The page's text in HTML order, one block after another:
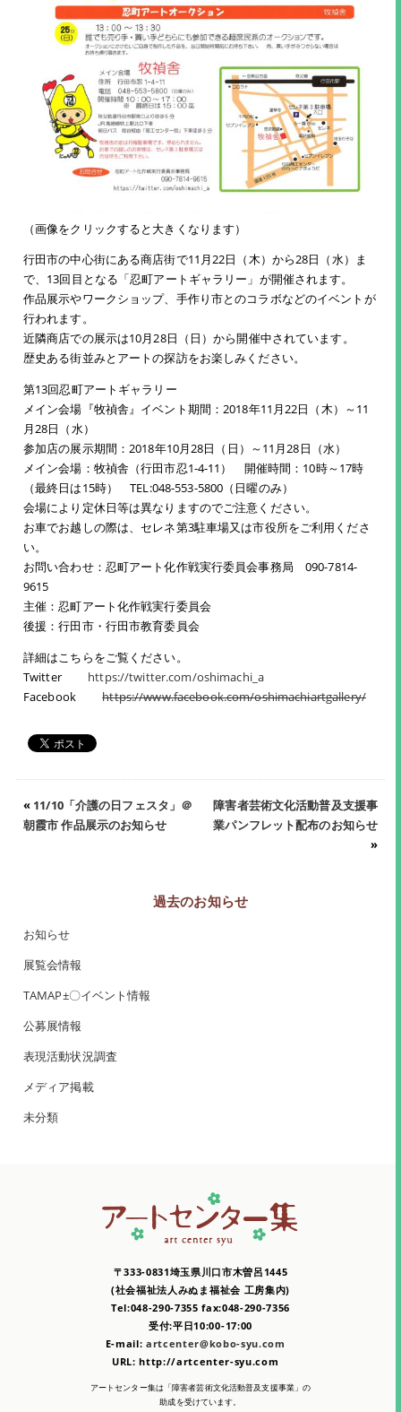
（画像をクリックすると大きくなります）
行田市の中心街にある商店街で11月22日（木）から28日（水）ま
で、13回目となる「忍町アートギャラリー」が開催されます。
作品展示やワークショップ、手作り市とのコラボなどのイベントが
行われます。
近隣商店での展示は10月28日（日）から開催中されています。
歴史ある街並みとアートの探訪をお楽しみください。
第13回忍町アートギャラリー
メイン会場『牧禎舎』イベント期間：2018年11月22日（木）～11
月28日（水）
参加店の展示期間：2018年10月28日（日）～11月28日（水）
メイン会場：牧禎舎（行田市忍1-4-11） 開催時間：10時～17時
（最終日は15時） TEL:048-553-5800（日曜のみ）
会場により定休日等は異なりますのでご注意ください。
お車でお越しの際は、セレネ第3駐車場又は市役所をご利用くださ
い。
お問い合わせ：忍町アート化作戦実行委員会事務局 090-7814-
9615
主催：忍町アート化作戦実行委員会
後援：行田市・行田市教育委員会
詳細はこちらをご覧ください。
Twitter https://twitter.com/oshimachi_a
Facebookhttps://www.facebook.com/oshimachiartgallery/
« 11/10「介護の日フェスタ」＠
朝霞市 作品展示のお知らせ
障害者芸術文化活動普及支援事
業パンフレット配布のお知らせ
»
過去のお知らせ
お知らせ
展覧会情報
TAMAP±〇イベント情報
公募展情報
表現活動状況調査
メディア掲載
未分類
〒333-0831埼玉県川口市木曽呂1445
(社会福祉法人みぬま福祉会 工房集内)
Tel:048-290-7355 fax:048-290-7356
受付:平日10:00-17:00
E-mail: artcenter@kobo-syu.com
URL: http://artcenter-syu.com
アートセンター集は「障害者芸術文化活動普及支援事業」の
助成を受けています。